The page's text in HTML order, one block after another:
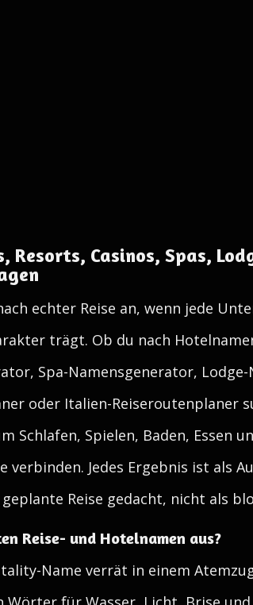
Resorts, Casinos, Spas,
echter Reise an, wenn jede
trägt. Ob du nach
Spa-Namensgenerator,
oder Italien-Reiseroutenplaner
Schlafen, Spielen, Baden, Essen
verbinden. Jedes Ergebnis ist als
Reise gedacht, nicht als
Reise- und Hotelnamen aus?
Name verrät in einem